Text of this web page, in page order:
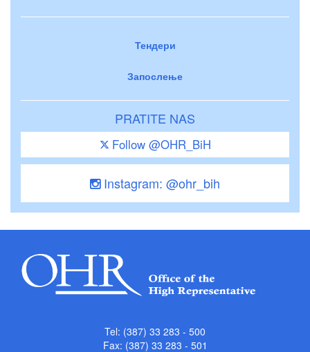
Тендери
Запослење
PRATITE NAS
Follow @OHR_BiH
Instagram: @ohr_bih
Tel: (387) 33 283 - 500
Fax: (387) 33 283 - 501